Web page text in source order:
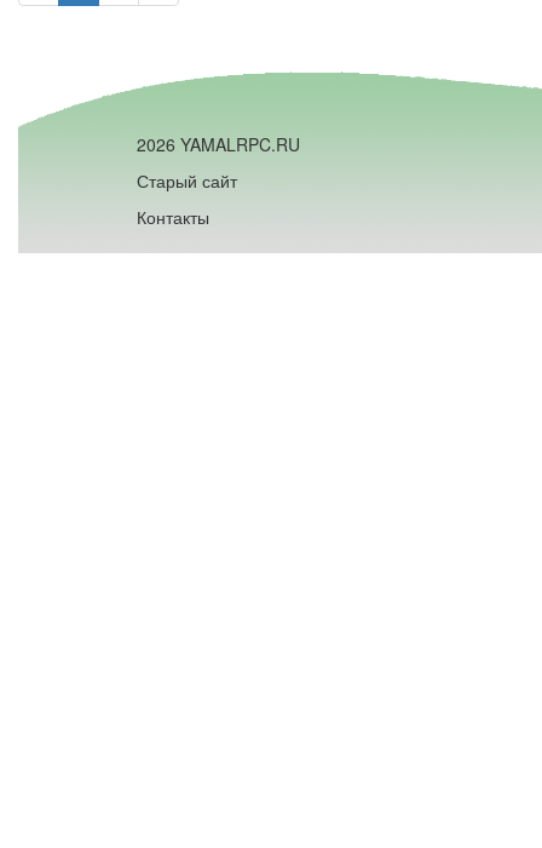
2026 YAMALRPC.RU
Старый сайт
Контакты